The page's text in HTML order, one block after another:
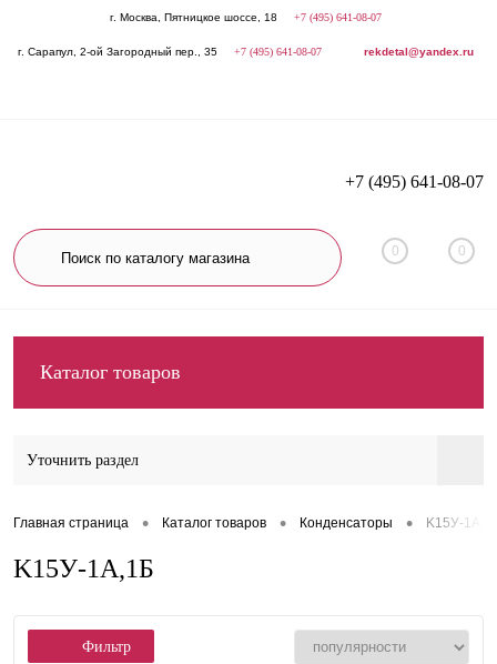
г. Москва, Пятницкое шоссе, 18 +7 (495) 641-08-07
г. Сарапул, 2-ой Загородный пер., 35 +7 (495) 641-08-07 rekdetal@yandex.ru
+7 (495) 641-08-07
0 0
Каталог товаров
Уточнить раздел
Главная страница • Каталог товаров • Конденсаторы • K15У-
K15У-1А,1Б
Фильтр